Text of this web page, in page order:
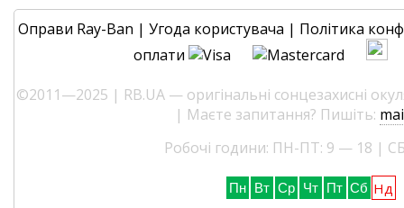
Оправи Ray-Ban | Угода користувача | Політика
оплати
©2011—2025 | RB.UA — оригінальні сонцезахисні
| Маєте запитання? Пишіть:
Робочі години: ПН-ПТ: 9 — 18 |
Пн Вт Ср Чт Пт Сб Нд